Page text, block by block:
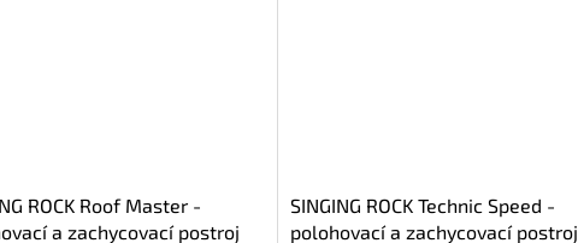
ROCK Roof Master -
a zachycovací postroj
SINGING ROCK Technic Speed -
polohovací a zachycovací postroj